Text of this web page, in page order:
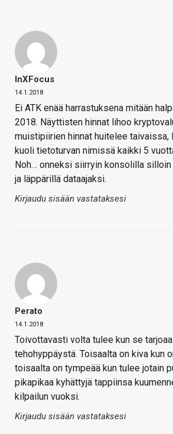
InXFocus
14.1.2018
Ei ATK enää harrastuksena mitään
2018. Näyttisten hinnat lihoo
muistipiirien hinnat huitelee
kuoli tietoturvan nimissä kaikki 5
Noh… onneksi siirryin konsolilla
ja läppärillä dataajaksi.
Kirjaudu sisään vastataksesi
Perato
14.1.2018
Toivottavasti volta tulee kun se
tehohyppäystä. Toisaalta on kiva kun
toisaalta on tympeää kun tulee jotain
pikapikaa kyhättyjä tappiinsa
kilpailun vuoksi.
Kirjaudu sisään vastataksesi